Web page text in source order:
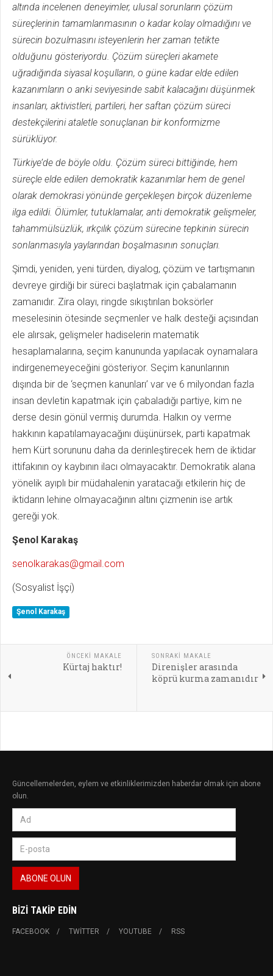
altında incelenen deneyimler, ulusal sorunların çözüm
süreçlerinin tamamlanmasının o kadar kolay olmadığını ve
sürecin bozulmasını isteyenlerin her zaman tetikte
olduğunu gösteriyordu. Çözüm süreçleri akamete
uğradığında siyasal koşulların, o güne kadar elde edilen
kazanımların o anki seviyesinde sabit kalacağını düşünmek
insanları, aktivistleri, partileri, her saftan çözüm süreci
destekçilerini ataletle sonuçlanan bir konformizme
sürüklüyor.
Türkiye’de de böyle oldu. Çözüm süreci bittiğinde, hem
süreçle elde edilen demokratik kazanımlar hem de genel
olarak demokrasi yönünde gerçekleşen birçok düzenleme
ilga edildi. Ölümler, tutuklamalar, anti demokratik gelişmeler,
tahammülsüzlük, ırkçılık çözüm sürecine tepkinin sürecin
sonlanmasıyla yaylarından boşalmasının sonuçları.
Şimdi, yeniden, yeni türden, diyalog, çözüm ve tartışmanın
devreye girdiği bir süreci başlatmak için çabalamanın
zamanıdır. Zira olayı, ringde sıkıştırılan boksörler
meselesinin ötesinde seçmenler ve halk desteği açısından
ele alırsak, gelişmeler hadiselerin matematik
hesaplamalarına, seçim kanununda yapılacak oynamalara
indirgenemeyeceğini gösteriyor. Seçim kanunlarının
dışında bir de ‘seçmen kanunları’ var ve 6 milyondan fazla
insan devletin kapatmak için çabaladığı partiye, kim ne
derse desin gönül vermiş durumda. Halkın oy verme
hakkının kapatılamayacağını düşünürsek, parti kapatmak
hem Kürt sorununu daha da derinleştirecek hem de iktidar
ittifakının oy kaybının ilacı olmayacaktır. Demokratik alana
yönelik ayıplı bir müdahalenin yaratacağı etkilerin hiç de
iktidarın lehine olmayacağının altını çizmenin ise artık
gereği yok.
Şenol Karakaş
senolkarakas@gmail.com
(Sosyalist İşçi)
Şenol Karakaş
ÖNCEKI MAKALE
Kürtaj haktır!
SONRAKI MAKALE
Direnişler arasında
köprü kurma zamanıdır
Güncellemelerden, eylem ve etkinliklerimizden haberdar olmak için abone
olun.
BIZI TAKIP EDIN
FACEBOOK TWITTER YOUTUBE RSS